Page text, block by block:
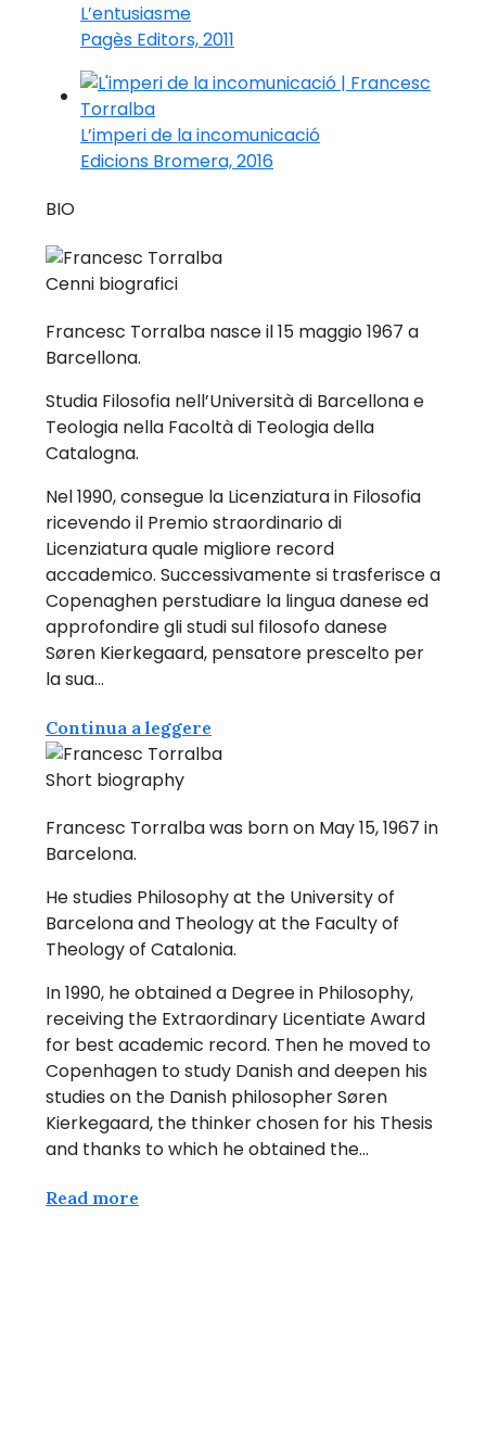
L’entusiasme
Pagès Editors, 2011
L’imperi de la incomunicació
Edicions Bromera, 2016
BIO
Cenni biografici
Francesc Torralba nasce il 15 maggio 1967 a
Barcellona.
Studia Filosofia nell’Università di Barcellona e
Teologia nella Facoltà di Teologia della
Catalogna.
Nel 1990, consegue la Licenziatura in Filosofia
ricevendo il Premio straordinario di
Licenziatura quale migliore record
accademico. Successivamente si trasferisce a
Copenaghen perstudiare la lingua danese ed
approfondire gli studi sul filosofo danese
Søren Kierkegaard, pensatore prescelto per
la sua…
Continua a leggere
Short biography
Francesc Torralba was born on May 15, 1967 in
Barcelona.
He studies Philosophy at the University of
Barcelona and Theology at the Faculty of
Theology of Catalonia.
In 1990, he obtained a Degree in Philosophy,
receiving the Extraordinary Licentiate Award
for best academic record. Then he moved to
Copenhagen to study Danish and deepen his
studies on the Danish philosopher Søren
Kierkegaard, the thinker chosen for his Thesis
and thanks to which he obtained the…
Read more